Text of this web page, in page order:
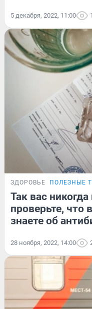
5 декабря, 2022, 11:00
ЗДОРОВЬЕ ПОЛЕЗНЫЕ
Так вас
проверьте, что
знаете об
28 ноября, 2022, 14:00